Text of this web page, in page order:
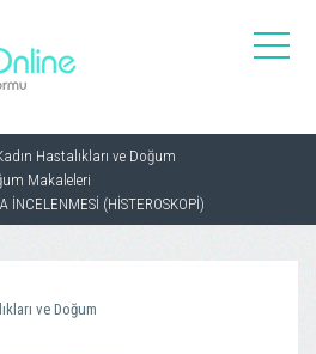
toggle
Hastalıkları ve Doğum
Makaleleri
İNCELENMESİ (HİSTEROSKOPİ)
ve Doğum